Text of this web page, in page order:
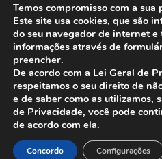
ANFIP - Associação
Fiscais da Receita
Todos os
Temos compromisso com a sua
Este site usa cookies, que são
do seu navegador de internet e
informações através de
preencher.
De acordo com a Lei Geral de
respeitamos o seu direito de
e de saber como as utilizamos,
de Privacidade, você pode
de acordo com ela.
Concordo Configurações